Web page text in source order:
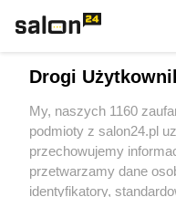
Sikorski nie gryzł się w
jest otwarta
Redakcja
Drogi
My, naszych 1160
podmioty z salon24.pl
przechowujemy
przetwarzamy dane
identyfikatory,